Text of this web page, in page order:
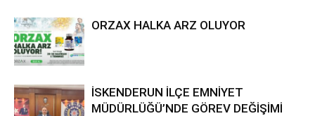
ORZAX HALKA ARZ OLUYOR
İSKENDERUN İLÇE EMNİYET
MÜDÜRLÜĞÜ’NDE GÖREV DEĞİŞİMİ